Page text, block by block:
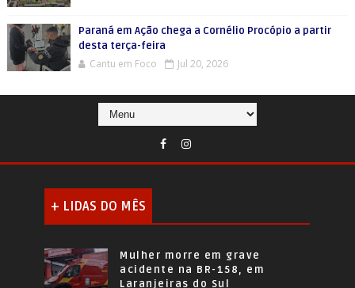
Paraná em Ação chega a Cornélio Procópio a partir
desta terça-feira
Cantu em Foco Jul 20, 2026
+ LIDAS DO MÊS
Mulher morre em grave
acidente na BR-158, em
Laranjeiras do Sul